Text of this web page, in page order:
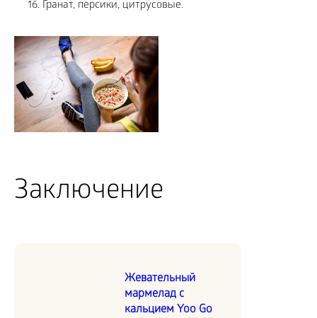
Гранат, персики, цитрусовые.
Заключение
Жевательный
мармелад с
кальцием Yoo Go